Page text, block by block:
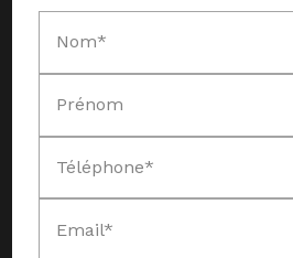
Nom*
Prénom
Téléphone*
Email*